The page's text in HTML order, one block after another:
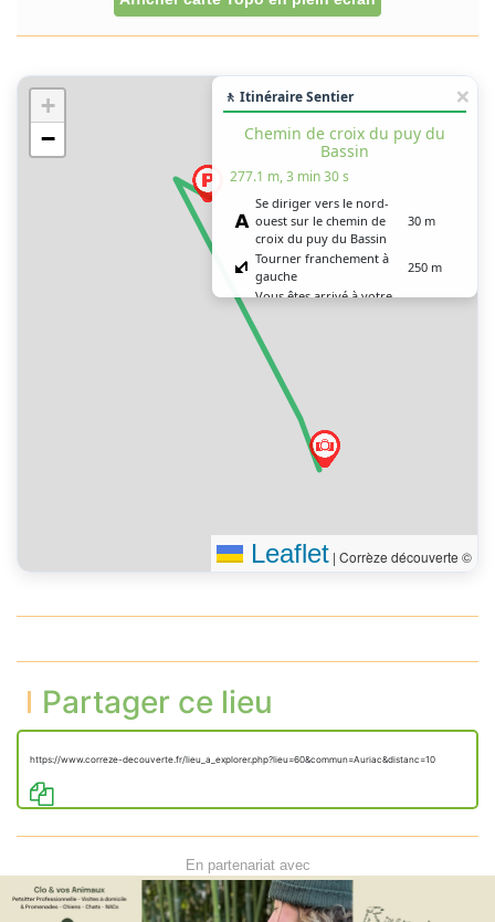
+
−
🚶 Itinéraire Sentier
Chemin de croix du puy du
Bassin
277.1 m, 3 min 30 s
Se diriger vers le nord-
ouest sur le chemin de
croix du puy du Bassin
30 m
Tourner franchement à
gauche
250 m
Vous êtes arrivé à votre
Leaflet | Corrèze découverte ©
Partager ce lieu
https://www.correze-decouverte.fr/lieu_a_explorer.php?lieu=60&commun=Auriac&distanc=10
En partenariat avec